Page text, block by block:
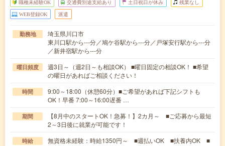
職種未経験OK 交通費別途支給あり 土日祝日が休み 残業なし
WEB登録OK 派遣
勤務地
埼玉県川口市
東川口駅から---分／鳩ケ谷駅から---分／戸塚安行駅から---分
／新井宿駅から---分
曜日頻度
週3日～（週2日～も相談OK） ■曜日固定の相談OK！ ■希望
の曜日があればご相談ください！
時間
9:00～18:00（休憩60分）■ご希望があれば下記シフトも
OK！早番 7:00～16:00遅番 …
期間
【8月中のスタートOK！急募！】2カ月～ ■ご応募から最短
2～3日後に就業が可能です！
時給
無資格未経験：時給1350円～ ■週払いOK ■扶養内OK ■